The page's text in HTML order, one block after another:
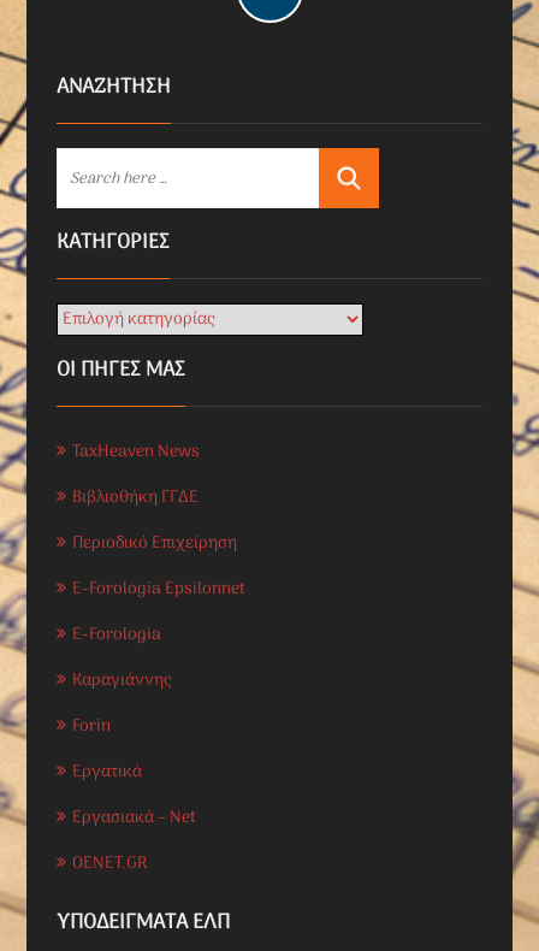
ΑΝΑΖΗΤΗΣΗ
KΑΤΗΓΟΡΊΕΣ
ΟΙ ΠΗΓΕΣ ΜΑΣ
TaxHeaven News
Βιβλιοθήκη ΓΓΔΕ
Περιοδικό Επιχείρηση
E-Forologia Epsilonnet
E-Forologia
Καραγιάννης
Forin
Εργατικά
Εργασιακά – Net
OENET.GR
ΥΠΟΔΕΊΓΜΑΤΑ ΕΛΠ